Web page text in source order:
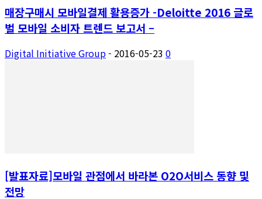
매장구매시 모바일결제 활용증가 -Deloitte 2016 글로
벌 모바일 소비자 트렌드 보고서 –
Digital Initiative Group- 2016-05-23 0
[발표자료]모바일 관점에서 바라본 O2O서비스 동향 및
전망